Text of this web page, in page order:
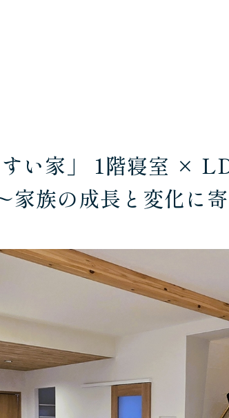
すい家」 1階寝室 ×
家族の成長と変化に